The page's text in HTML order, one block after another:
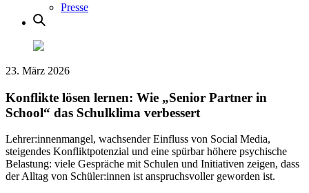
Presse
23. März 2026
Konflikte lösen lernen: Wie „Senior Partner in
School“ das Schulklima verbessert
Lehrer:innenmangel, wachsender Einfluss von Social Media,
steigendes Konfliktpotenzial und eine spürbar höhere psychische
Belastung: viele Gespräche mit Schulen und Initiativen zeigen, dass
der Alltag von Schüler:innen ist anspruchsvoller geworden ist.